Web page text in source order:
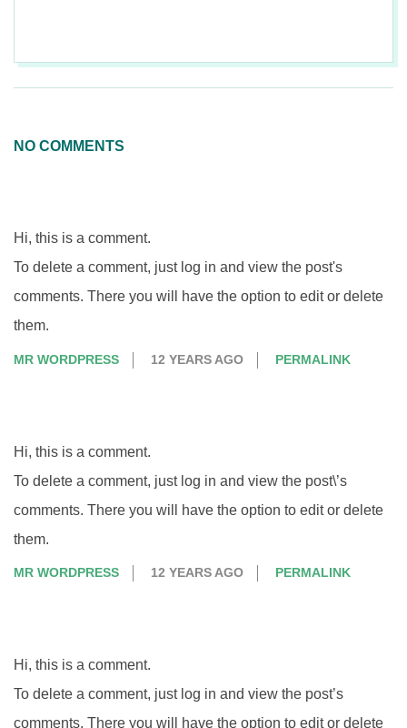
NO COMMENTS
Hi, this is a comment.
To delete a comment, just log in and view the post's
comments. There you will have the option to edit or delete
them.
MR WORDPRESS 12 YEARS AGO PERMALINK
Hi, this is a comment.
To delete a comment, just log in and view the post\’s
comments. There you will have the option to edit or delete
them.
MR WORDPRESS 12 YEARS AGO PERMALINK
Hi, this is a comment.
To delete a comment, just log in and view the post’s
comments. There you will have the option to edit or delete